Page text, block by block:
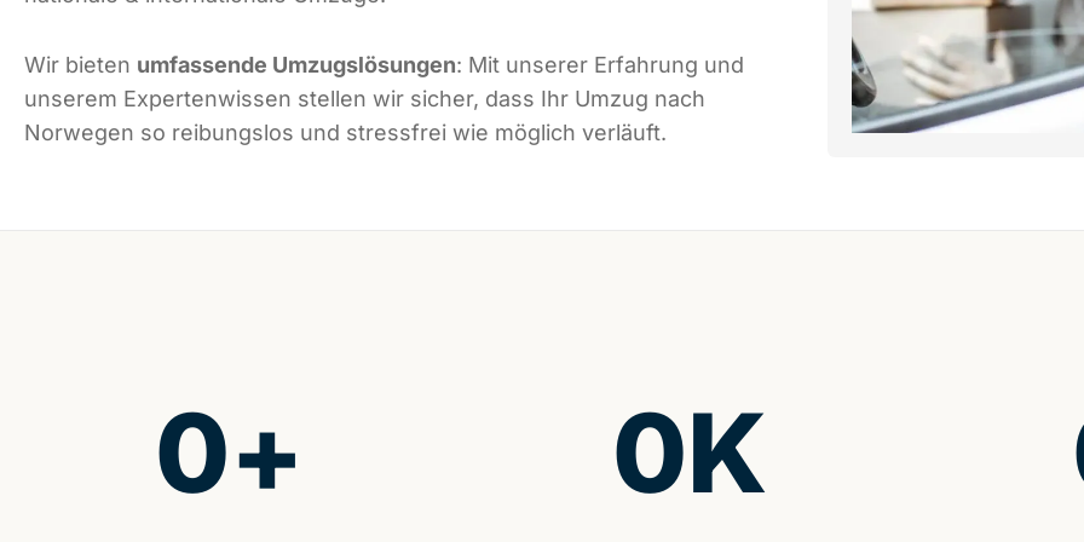
Wir bieten umfassende Umzugslösungen: Mit unserer Erfahrung und
unserem Expertenwissen stellen wir sicher, dass Ihr Umzug nach
Norwegen so reibungslos und stressfrei wie möglich verläuft.
0+ 0K